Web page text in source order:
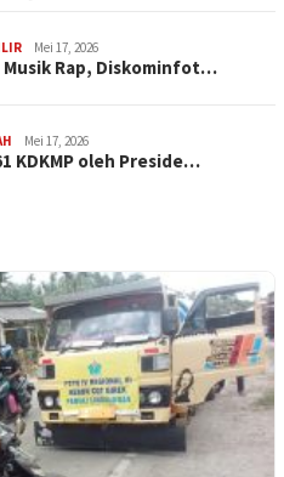
Mei 17, 2026
Musik Rap, Diskominfot…
Mei 17, 2026
KDKMP oleh Preside…